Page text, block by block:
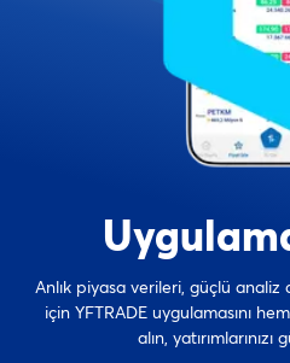
Anlık piyasa verileri, güçlü analiz
için YFTRADE uygulamasını
alın,